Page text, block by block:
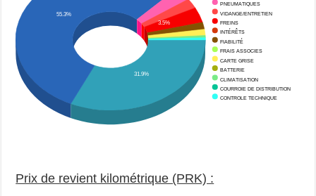
31.9%
55.3%
3.5%
PNEUMATIQUES
VIDANGE/ENTRETIEN
FREINS
INTÉRÊTS
FIABILITÉ
FRAIS ASSOCIES
CARTE GRISE
BATTERIE
CLIMATISATION
COURROIE DE DISTRIBUTION
CONTROLE TECHNIQUE
Prix de revient kilométrique (PRK) :